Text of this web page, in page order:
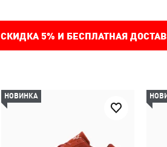
СКИДКА 5% И БЕСПЛАТНАЯ
НОВИНКА